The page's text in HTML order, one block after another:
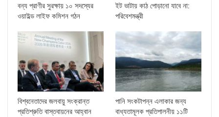
বন্য প্রাণীর সুরক্ষায় ১০ সদস্যের
ওয়াইল্ড লাইফ কমিশন গঠন
ইট ভাটায় কাঠ পোড়ানো যাবে না:
পরিবেশমন্ত্রী
বিশ্বনেতাদের জলবায়ু সংক্রান্ত
প্রতিশ্রুতি বাস্তবায়নের আহ্বান
পানি সংকটাপন্ন এলাকার জন্য
বাধ্যতামূলক প্রতিপালনীয় ১১টি